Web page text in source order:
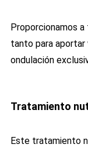
Proporcionamos
tanto para aportar
ondulación
Tratamiento
Este tratamiento